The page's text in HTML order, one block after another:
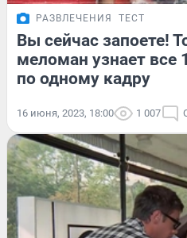
РАЗВЛЕЧЕНИЯ ТЕСТ
Вы сейчас запоете!
меломан узнает все
по одному кадру
16 июня, 2023, 18:00 1 007